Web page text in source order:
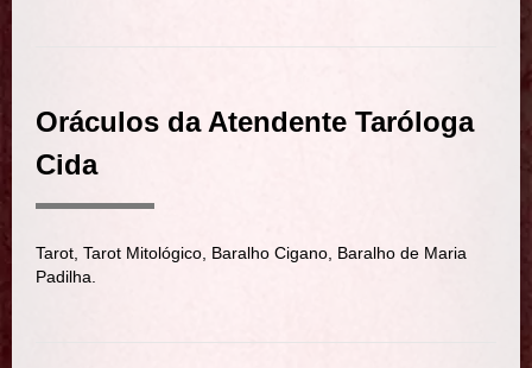
Oráculos da Atendente Taróloga
Cida
Tarot, Tarot Mitológico, Baralho Cigano, Baralho de Maria
Padilha.